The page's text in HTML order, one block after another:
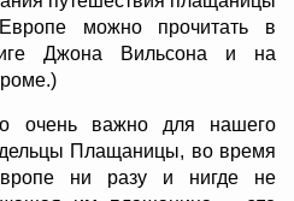
можно прочитать в
Джона Вильсона и на
очень важно для нашего
Плащаницы, во время
ни разу и нигде не